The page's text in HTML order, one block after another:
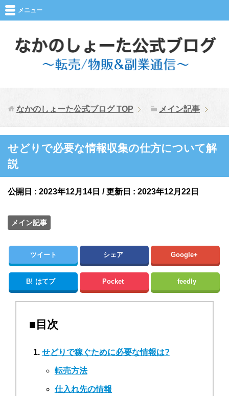
メニュー
なかのしょーた公式ブログTOP メイン記事
せどりで必要な情報収集の仕方について解
説
公開日 : 2023年12月14日 / 更新日 : 2023年12月22日
メイン記事
ツイート シェア Google+
B! はてブ Pocket feedly
■目次
せどりで稼ぐために必要な情報は?
転売方法
仕入れ先の情報